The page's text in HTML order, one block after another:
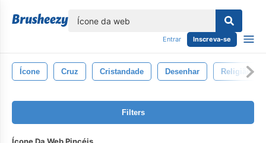
Entrar Inscreva-se
Ícone Cruz Cristandade Desenhar Religião
Filters